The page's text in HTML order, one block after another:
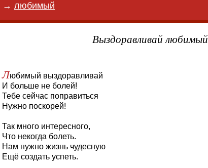
→ любимый
Выздоравливай любимый
Любимый выздоравливай
И больше не болей!
Тебе сейчас поправиться
Нужно поскорей!
Так много интересного,
Что некогда болеть.
Нам нужно жизнь чудесную
Ещё создать успеть.